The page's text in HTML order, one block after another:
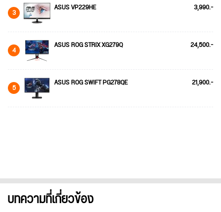
3 ASUS VP229HE 3,990.-
4 ASUS ROG STRIX XG279Q 24,500.-
5 ASUS ROG SWIFT PG278QE 21,900.-
บทความที่เกี่ยวข้อง